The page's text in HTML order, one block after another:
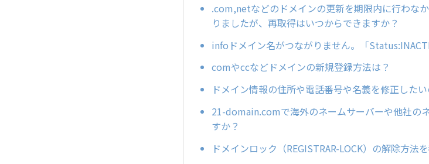
.com,netなどのドメインの更新を期限内に行わな
りましたが、再取得はいつからできますか？
infoドメイン名がつながりません。「
comやccなどドメインの新規登録方法は？
ドメイン情報の住所や電話番号や名義を修正したい
21-domain.comで海外のネームサーバーや他社の
すか？
ドメインロック（REGISTRAR-LOCK）の解除方法